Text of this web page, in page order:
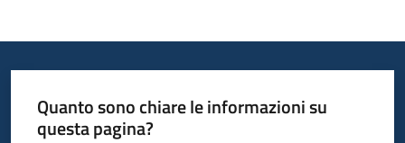
Quanto sono chiare le informazioni su
questa pagina?